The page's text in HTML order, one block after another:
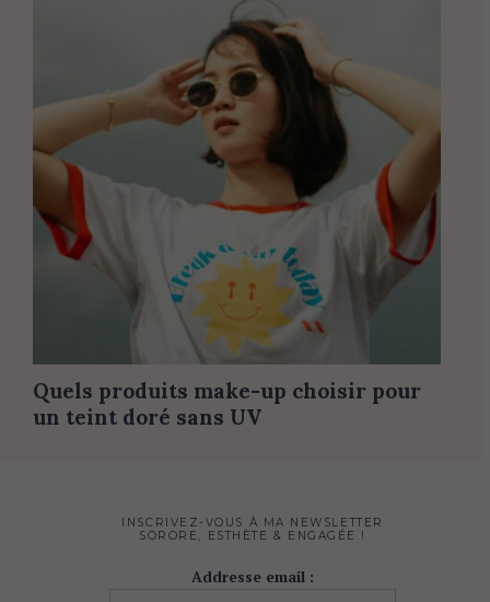
Quels produits make-up choisir pour
un teint doré sans UV
INSCRIVEZ-VOUS À MA NEWSLETTER
SORORE, ESTHÈTE & ENGAGÉE !
Addresse email :